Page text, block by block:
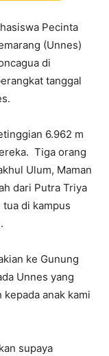
Pecinta
(Unnes)
di
tanggal
6.962 m
Tiga orang
Ulum, Maman
dari Putra Triya
di kampus
ke Gunung
Unnes yang
anak kami
supaya